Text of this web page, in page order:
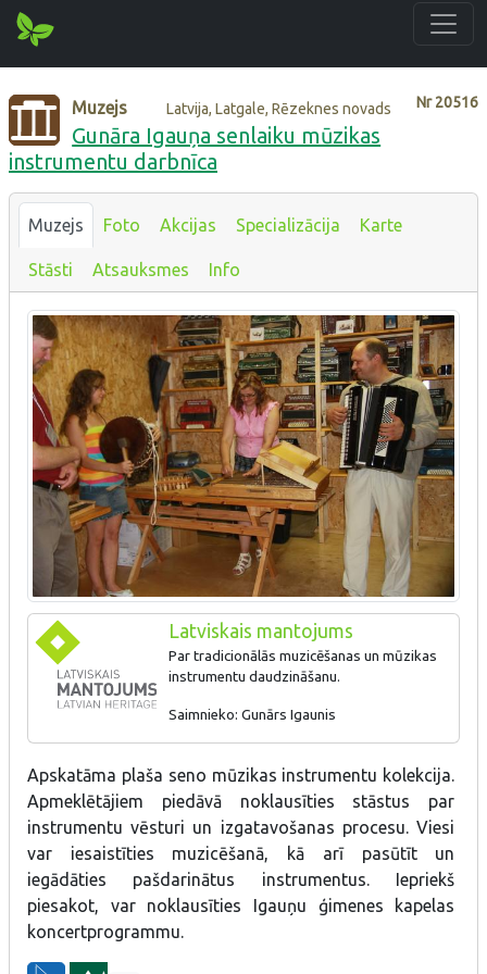
Nr20516
Muzejs Latvija, Latgale, Rēzeknes novads
Gunāra Igauņa senlaiku mūzikas
instrumentu darbnīca
Muzejs Foto Akcijas Specializācija Karte
Stāsti Atsauksmes Info
Latviskais mantojums
Par tradicionālās muzicēšanas un mūzikas
instrumentu daudzināšanu.
Saimnieko: Gunārs Igaunis
Apmeklētājiem piedāvā noklausīties stāstus par instrumentu
vēsturi un izgatavošanas procesu. Viesi var iesaistīties
muzicēšanā, kā arī pasūtīt un iegādāties pašdarinātus
instrumentus. Iepriekš piesakot, var noklausīties Igauņu ģimenes
kapelas koncertprogrammu.
Amats - Seno mūzikas instrumentu gatavošana
Apskatāma plaša seno mūzikas instrumentu kolekcija.
Apmeklētājiem piedāvā noklausīties stāstus par
instrumentu vēsturi un izgatavošanas procesu. Viesi
var iesaistīties muzicēšanā, kā arī pasūtīt un
iegādāties pašdarinātus instrumentus. Iepriekš
piesakot, var noklausīties Igauņu ģimenes kapelas
koncertprogrammu.